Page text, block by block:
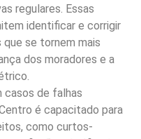
regulares. Essas
identificar e corrigir
se tornem mais
dos moradores e a
casos de falhas
é capacitado para
como curtos-